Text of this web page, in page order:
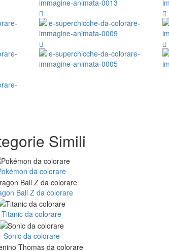
Simili
da colorare
Ball Z da colorare
Titanic da colorare
Sonic da colorare